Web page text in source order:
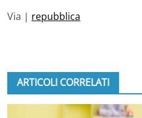
Via | repubblica
ARTICOLI CORRELATI